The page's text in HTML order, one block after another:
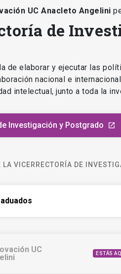
UC Anacleto Angelini
de
de elaborar y ejecutar las
nacional e
intelectual, junto a toda la
Investigación y Postgrado launch
LA VICERRECTORÍA DE
UC
ESTÁS